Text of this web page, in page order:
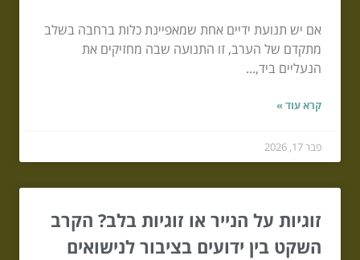
אם יש תנועת ידיים אחת שמאפיינת כלות ברחבה בשלב
מתקדם של הערב, זו התנועה שבה מחזיקים את
הנעליים ביד,...
קרא עוד »
פבר 17, 2026
זוגיות על הנייר או זוגיות בלב? הקרב
השקט בין ידועים בציבור לנישואים